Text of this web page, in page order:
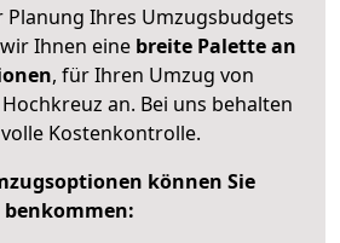
Planung Ihres Umzugsbudgets
Ihnen eine breite Palette an
, für Ihren Umzug von
an. Bei uns behalten
Kostenkontrolle.
können Sie
benkommen: